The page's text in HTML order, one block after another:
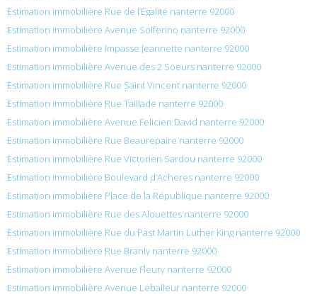
Estimation immobilière Rue de l’Égalité nanterre 92000
Estimation immobilière Avenue Solferino nanterre 92000
Estimation immobilière Impasse Jeannette nanterre 92000
Estimation immobilière Avenue des 2 Soeurs nanterre 92000
Estimation immobilière Rue Saint Vincent nanterre 92000
Estimation immobilière Rue Taillade nanterre 92000
Estimation immobilière Avenue Felicien David nanterre 92000
Estimation immobilière Rue Beaurepaire nanterre 92000
Estimation immobilière Rue Victorien Sardou nanterre 92000
Estimation immobilière Boulevard d’Acheres nanterre 92000
Estimation immobilière Place de la République nanterre 92000
Estimation immobilière Rue des Alouettes nanterre 92000
Estimation immobilière Rue du Past Martin Luther King nanterre 92000
Estimation immobilière Rue Branly nanterre 92000
Estimation immobilière Avenue Fleury nanterre 92000
Estimation immobilière Avenue Leballeur nanterre 92000